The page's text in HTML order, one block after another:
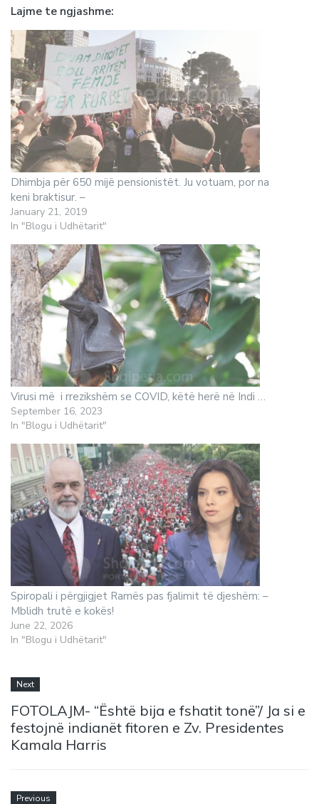
Lajme te ngjashme
Dhimbja për 650 mijë pensionistët. Ju votuam, por na
keni braktisur. –
January 21, 2019
In "Blogu i Udhëtarit"
Virusi më i rrezikshëm se COVID, këtë herë në Indi …
September 16, 2023
In "Blogu i Udhëtarit"
Spiropali i përgjigjet Ramës pas fjalimit të djeshëm: –
Mblidh trutë e kokës!
June 22, 2026
In "Blogu i Udhëtarit"
Next
FOTOLAJM- “Është bija e fshatit tonë”/ Ja si e
festojnë indianët fitoren e Zv. Presidentes
Kamala Harris
Previous